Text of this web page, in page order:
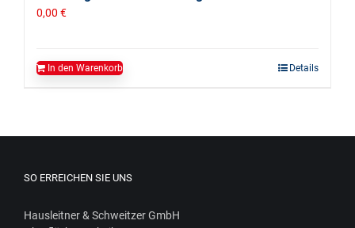
0,00 €
In den Warenkorb Details
SO ERREICHEN SIE UNS
Haus­leit­ner & Schweit­zer GmbH